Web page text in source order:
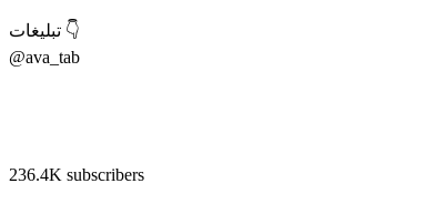
تبلیغات 👇
@ava_tab
236.4K subscribers